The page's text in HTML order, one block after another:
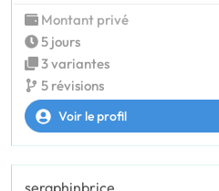
Montant privé
5 jours
3 variantes
5 révisions
Voir le profil